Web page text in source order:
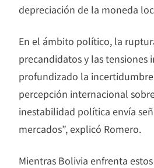
depreciación de la moneda
En el ámbito político, la
precandidatos y las tensiones
profundizado la
percepción internacional
inestabilidad política envía
mercados”, explicó Romero.
Mientras Bolivia enfrenta